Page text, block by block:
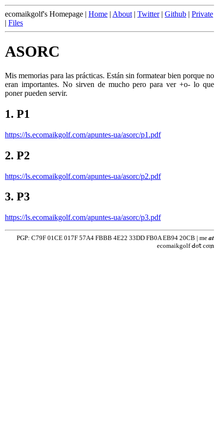
ecomaikgolf's Homepage | Home | About | Twitter| Github | Private
| Files
ASORC
Mis memorias para las prácticas. Están sin formatear bien porque no
eran importantes. No sirven de mucho pero para ver +o- lo que
poner pueden servir.
1. P1
https://ls.ecomaikgolf.com/apuntes-ua/asorc/p1.pdf
2. P2
https://ls.ecomaikgolf.com/apuntes-ua/asorc/p2.pdf
3. P3
https://ls.ecomaikgolf.com/apuntes-ua/asorc/p3.pdf
PGP: C79F 01CE 017F 57A4 FBBB 4E22 33DD FB0A EB94 20CB | me 𝒂𝒕
ecomaikgolf ꓒσ𝗍 cσ₥